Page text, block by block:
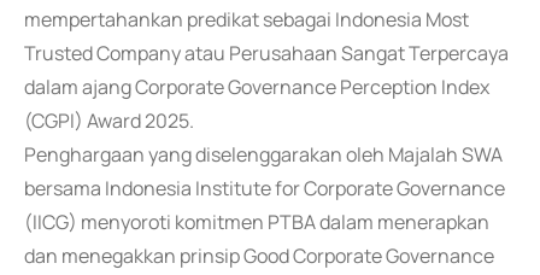
mempertahankan predikat sebagai Indonesia Most
Trusted Company atau Perusahaan Sangat Terpercaya
dalam ajang Corporate Governance Perception Index
(CGPI) Award 2025.
Penghargaan yang diselenggarakan oleh Majalah SWA
bersama Indonesia Institute for Corporate Governance
(IICG) menyoroti komitmen PTBA dalam menerapkan
dan menegakkan prinsip Good Corporate Governance